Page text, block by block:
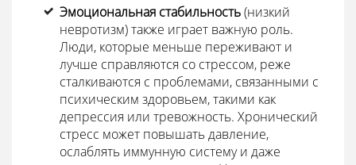
Эмоциональная стабильность(низкий
невротизм) также играет важную роль.
Люди, которые меньше переживают и
лучше справляются со стрессом, реже
сталкиваются с проблемами, связанными с
психическим здоровьем, такими как
депрессия или тревожность. Хронический
стресс может повышать давление,
ослаблять иммунную систему и даже